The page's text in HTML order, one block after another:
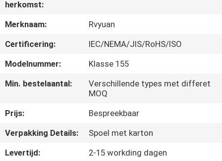
ONS
FABRIEKSREIS
KWALITEITSCONTROLE
ONS
NIEUWS
herkomst:
Merknaam:
Rvyuan
Certificering:
IEC/NEMA/JIS/RoHS/ISO
Modelnummer:
Klasse 155
Min. bestelaantal:
Verschillende types met differet
MOQ
Prijs:
Bespreekbaar
Verpakking Details:
Spoel met karton
Levertijd:
2-15 workding dagen